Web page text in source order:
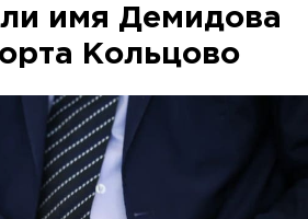
имя Демидова
Кольцово